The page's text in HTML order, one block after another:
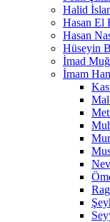
Halid
Hasan El
Hasan
Hüseyin
İmad
İmam